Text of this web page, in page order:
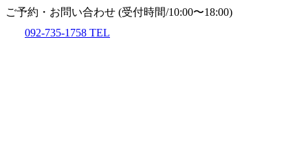
ご予約・お問い合わせ (受付時間/10:00〜18:00)
092-735-1758 TEL